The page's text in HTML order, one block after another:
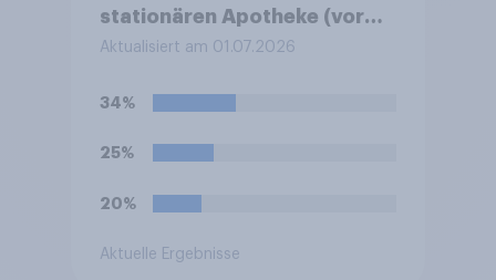
stationären Apotheke (vor
Ort / Ladenapotheke)
Aktualisiert am 01.07.2026
34%
25%
20%
Aktuelle Ergebnisse